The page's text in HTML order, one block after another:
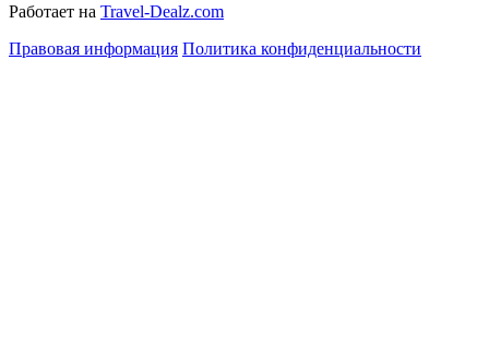
Работает на Travel-Dealz.com
Правовая информация Политика конфиденциальности